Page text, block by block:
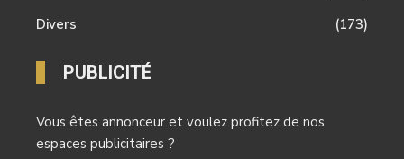
Divers
(173)
PUBLICITÉ
Vous êtes annonceur et voulez profitez de nos
espaces publicitaires ?